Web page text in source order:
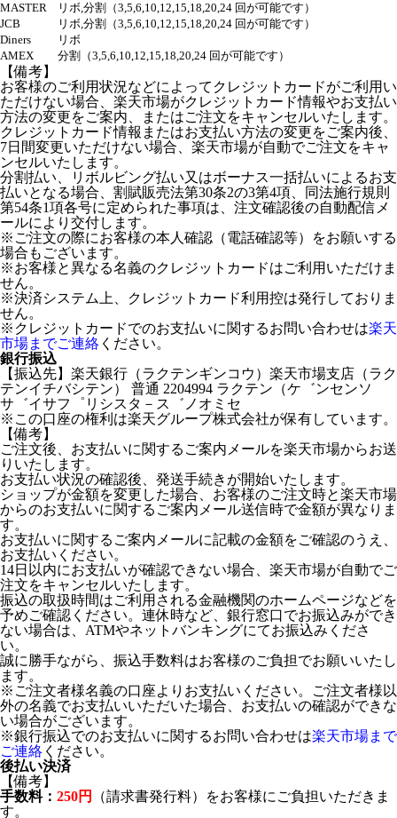
MASTER
リボ,分割（3,5,6,10,12,15,18,20,24 回が可能です）
JCB
リボ,分割（3,5,6,10,12,15,18,20,24 回が可能です）
Diners
リボ
AMEX
分割（3,5,6,10,12,15,18,20,24 回が可能です）
【備考】
お客様のご利用状況などによってクレジットカードがご利用い
ただけない場合、楽天市場がクレジットカード情報やお支払い
方法の変更をご案内、またはご注文をキャンセルいたします。
クレジットカード情報またはお支払い方法の変更をご案内後、
7日間変更いただけない場合、楽天市場が自動でご注文をキャ
ンセルいたします。
分割払い、リボルビング払い又はボーナス一括払いによるお支
払いとなる場合、割賦販売法第30条2の3第4項、同法施行規則
第54条1項各号に定められた事項は、注文確認後の自動配信メ
ールにより交付します。
※ご注文の際にお客様の本人確認（電話確認等）をお願いする
場合もございます。
※お客様と異なる名義のクレジットカードはご利用いただけま
せん。
※決済システム上、クレジットカード利用控は発行しておりま
せん。
※クレジットカードでのお支払いに関するお問い合わせは楽天
市場までご連絡 ください。
銀行振込
【振込先】楽天銀行（ラクテンギンコウ）楽天市場支店（ラク
テンイチバシテン） 普通 2204994 ラクテン（ケ゛ンセンソ
サ゛イサフ゜リシスタ－ス゛ノオミセ
※この口座の権利は楽天グループ株式会社が保有しています。
【備考】
ご注文後、お支払いに関するご案内メールを楽天市場からお送
りいたします。
お支払い状況の確認後、発送手続きが開始いたします。
ショップが金額を変更した場合、お客様のご注文時と楽天市場
からのお支払いに関するご案内メール送信時で金額が異なりま
す。
お支払いに関するご案内メールに記載の金額をご確認のうえ、
お支払いください。
14日以内にお支払いが確認できない場合、楽天市場が自動でご
注文をキャンセルいたします。
振込の取扱時間はご利用される金融機関のホームページなどを
予めご確認ください。連休時など、銀行窓口でお振込みができ
ない場合は、ATMやネットバンキングにてお振込みくださ
い。
誠に勝手ながら、振込手数料はお客様のご負担でお願いいたし
ます。
※ご注文者様名義の口座よりお支払いください。ご注文者様以
外の名義でお支払いいただいた場合、お支払いの確認ができな
い場合がございます。
※銀行振込でのお支払いに関するお問い合わせは楽天市場まで
ご連絡 ください。
後払い決済
【備考】
手数料： 250円
（請求書発行料）をお客様にご負担いただきま
す。